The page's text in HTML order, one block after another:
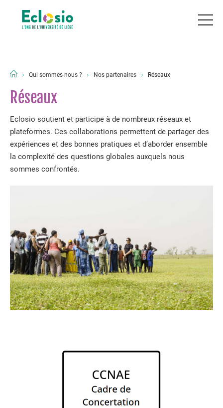
Qui sommes-nous ? Nos partenaires Réseaux
Réseaux
Eclosio soutient et participe à de nombreux réseaux et
plateformes. Ces collaborations permettent de partager des
expériences et des bonnes pratiques et d’aborder ensemble
la complexité des questions globales auxquels nous
sommes confrontés.